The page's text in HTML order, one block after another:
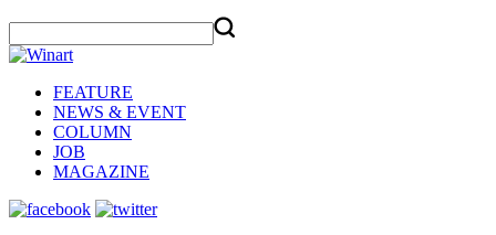
FEATURE
NEWS & EVENT
COLUMN
JOB
MAGAZINE